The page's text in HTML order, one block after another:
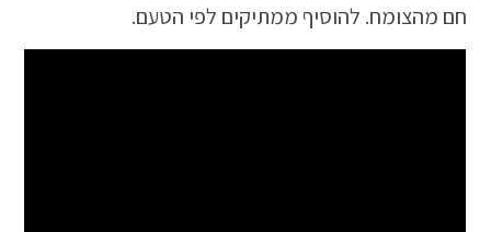
חם מהצומח. להוסיף ממתיקים לפי הטעם.